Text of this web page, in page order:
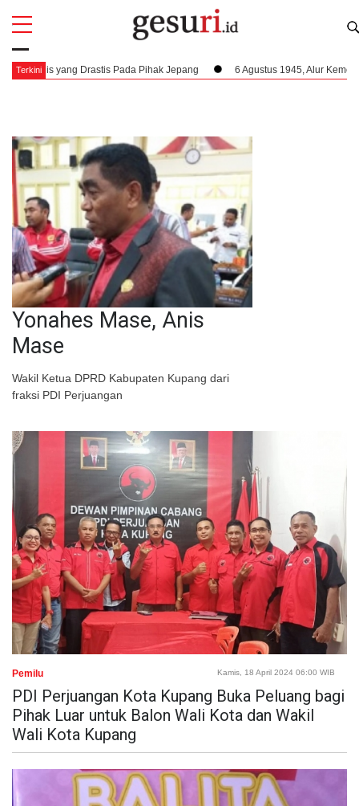
Terkini
yang Drastis Pada Pihak Jepang 6 Agustus 1945, Alur Kemerdekaan
Yonahes Mase, Anis
Mase
Wakil Ketua DPRD Kabupaten Kupang dari
fraksi PDI Perjuangan
All
Pemilu Kamis, 18 April 2024 06:00 WIB
PDI Perjuangan Kota Kupang Buka Peluang bagi
Pihak Luar untuk Balon Wali Kota dan Wakil
Wali Kota Kupang